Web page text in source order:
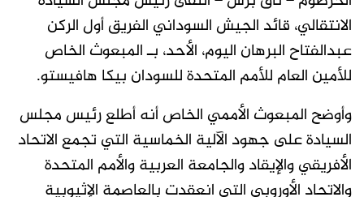
الانتقالي، قائد الجيش السوداني الفريق أول الركن
عبدالفتاح البرهان اليوم، الأحد، بـ المبعوث الخاص
للأمين العام للأمم المتحدة للسودان بيكا هافيستو.
وأوضح المبعوث الأممي الخاص أنه أطلع رئيس مجلس
السيادة على جهود الآلية الخماسية التي تجمع الاتحاد
الأفريقي والإيقاد والجامعة العربية والأمم المتحدة
والاتحاد الأوروبي التي انعقدت بالعاصمة الإثيوبية